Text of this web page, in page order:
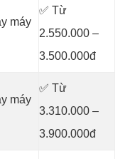
máy
✅ Từ
2.550.000 –
3.500.000đ
máy
✅ Từ
3.310.000 –
3.900.000đ